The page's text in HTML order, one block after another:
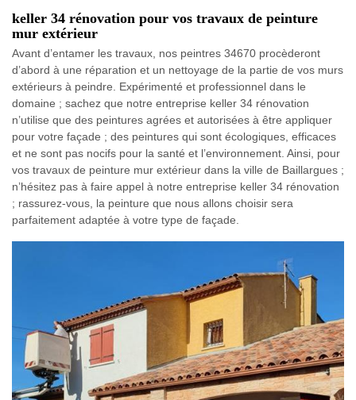
keller 34 rénovation pour vos travaux de peinture
mur extérieur
Avant d’entamer les travaux, nos peintres 34670 procèderont
d’abord à une réparation et un nettoyage de la partie de vos murs
extérieurs à peindre. Expérimenté et professionnel dans le
domaine ; sachez que notre entreprise keller 34 rénovation
n’utilise que des peintures agrées et autorisées à être appliquer
pour votre façade ; des peintures qui sont écologiques, efficaces
et ne sont pas nocifs pour la santé et l’environnement. Ainsi, pour
vos travaux de peinture mur extérieur dans la ville de Baillargues ;
n’hésitez pas à faire appel à notre entreprise keller 34 rénovation
; rassurez-vous, la peinture que nous allons choisir sera
parfaitement adaptée à votre type de façade.